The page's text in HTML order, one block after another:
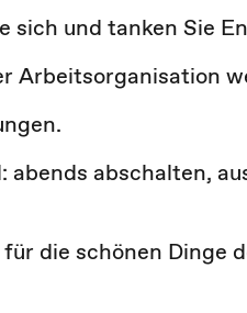
sich und tanken Sie
Arbeitsorganisation
abends abschalten,
die schönen Dinge